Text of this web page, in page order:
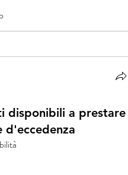
disponibili a prestare
d'eccedenza